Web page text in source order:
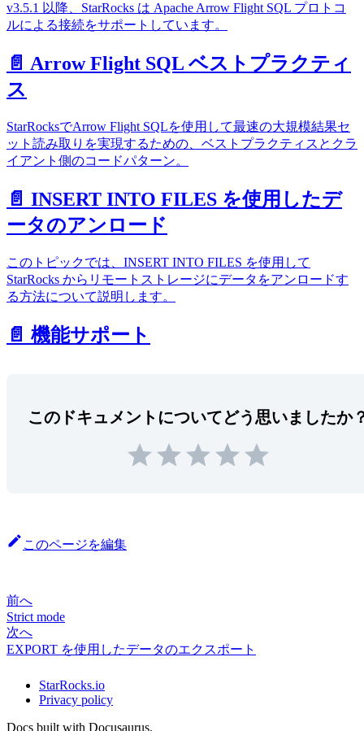
v3.5.1 以降、StarRocks は Apache Arrow Flight SQL プロトコ
ルによる接続をサポートしています。
📄️ Arrow Flight SQL ベストプラクティ
ス
StarRocksでArrow Flight SQLを使用して最速の大規模結果セ
ット読み取りを実現するための、ベストプラクティスとクラ
イアント側のコードパターン。
📄️ INSERT INTO FILES を使用したデ
ータのアンロード
このトピックでは、INSERT INTO FILES を使用して
StarRocks からリモートストレージにデータをアンロードす
る方法について説明します。
📄️ 機能サポート
このドキュメントについてどう思いましたか
このページを編集
前へ
Strict mode
次へ
EXPORT を使用したデータのエクスポート
StarRocks.io
Privacy policy
Docs built with Docusaurus.